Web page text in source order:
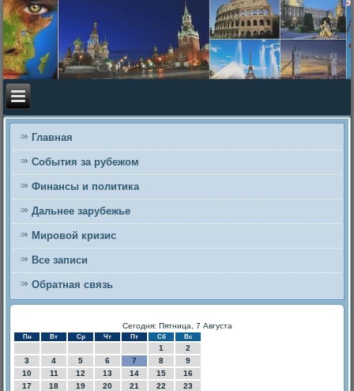
Главная
События за рубежом
Финансы и политика
Дальнее зарубежье
Мировой кризис
Все записи
Обратная связь
Сегодня: Пятница, 7 Августа
Пн Вт Ср Чт Пт Сб Вс
1
2
3
4 5 6 7 8
9
10
11 12 13 14 15
16
17
18 19 20 21 22
23